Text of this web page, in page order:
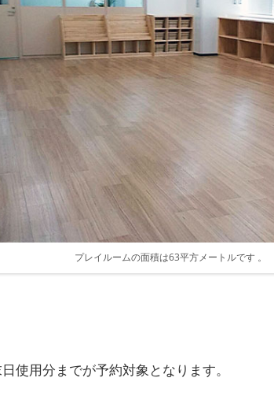
プレイルームの面積は63平方メートルです 。
使用分までが予約対象となります。